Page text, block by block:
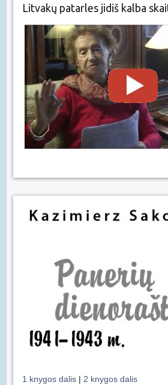
Litvakų patarles jidiš kalba
1 knygos dalis | 2 knygos dalis